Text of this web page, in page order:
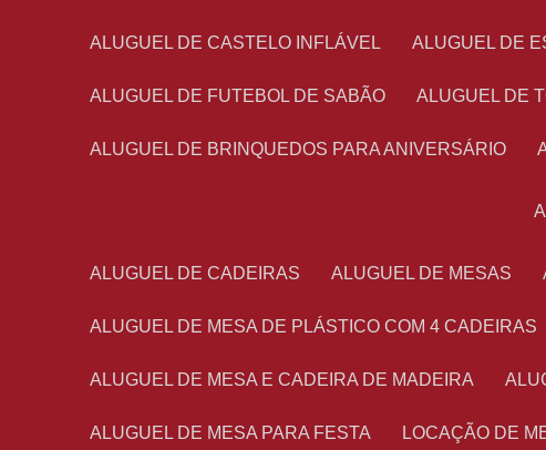
ALUGUEL DE CASTELO INFLÁVEL ALUGUEL DE
ALUGUEL DE FUTEBOL DE SABÃO ALUGUEL DE
ALUGUEL DE BRINQUEDOS PARA ANIVERSÁRIO
ALUGUEL DE CADEIRAS ALUGUEL DE MESAS
ALUGUEL DE MESA DE PLÁSTICO COM 4 CADEIRAS
ALUGUEL DE MESA E CADEIRA DE MADEIRA
ALUGUEL DE MESA PARA FESTA LOCAÇÃO DE